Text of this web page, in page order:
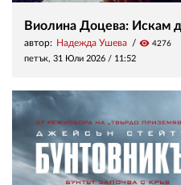
Виолина Доцева: Искам
автор: Надежда Ушева visibility 4276
петък, 31 Юли 2026 / 11:52